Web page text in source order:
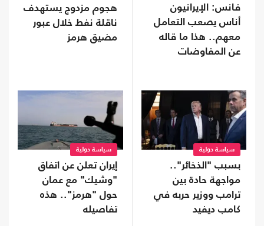
فانس: الإيرانيون
أناس يصعب التعامل
معهم.. هذا ما قاله
عن المفاوضات
هجوم مزدوج يستهدف
ناقلة نفط خلال عبور
مضيق هرمز
سياسة دولية
بسبب "الذخائر"..
مواجهة حادة بين
ترامب ووزير حربه في
كامب ديفيد
سياسة دولية
إيران تعلن عن اتفاق
"وشيك" مع عمان
حول "هرمز".. هذه
تفاصيله